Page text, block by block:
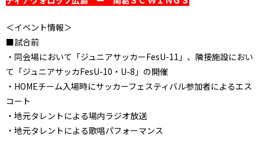
＜イベント情報＞
■試合前
・同会場において「ジュニアサッカーFesU-11」、隣接施設におい
て「ジュニアサッカFesU-10・U-8」の開催
・HOMEチーム入場時にサッカーフェスティバル参加者によるエス
コート
・地元タレントによる場内ラジオ放送
・地元タレントによる歌唱パフォーマンス